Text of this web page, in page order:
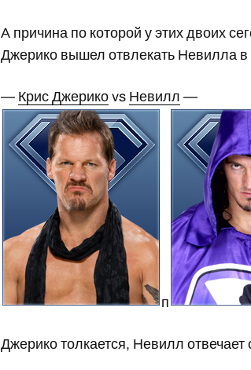
А причина по которой у этих двоих
Джерико вышел отвлекать Невилла в
— Крис Джерико vs Невилл —
п
Джерико толкается, Невилл